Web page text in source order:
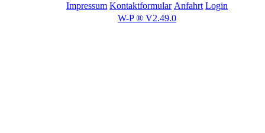
Impressum Kontaktformular Anfahrt Login
W-P ® V2.49.0